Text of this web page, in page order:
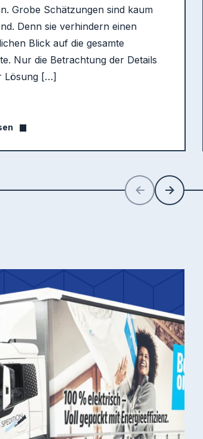
ZurückWeiter
Grobe Schätzungen sind kaum
Denn sie verhindern einen
Blick auf die gesamte
Nur die Betrachtung der Details
Lösung […]